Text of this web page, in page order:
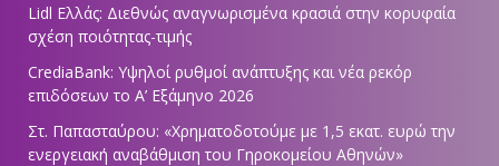
Lidl Ελλάς: Διεθνώς αναγνωρισμένα κρασιά στην κορυφαία
σχέση ποιότητας-τιμής
CrediaBank: Υψηλοί ρυθμοί ανάπτυξης και νέα ρεκόρ
επιδόσεων το Α’ Εξάμηνο 2026
Στ. Παπασταύρου: «Χρηματοδοτούμε με 1,5 εκατ. ευρώ την
ενεργειακή αναβάθμιση του Γηροκομείου Αθηνών»